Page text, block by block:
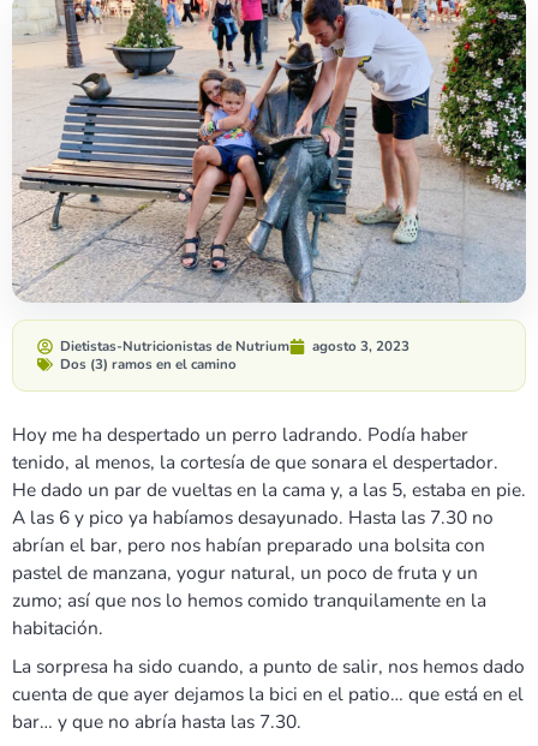
Dietistas-Nutricionistas de Nutrium
agosto 3, 2023
Dos (3) ramos en el camino
Hoy me ha despertado un perro ladrando. Podía haber
tenido, al menos, la cortesía de que sonara el despertador.
He dado un par de vueltas en la cama y, a las 5, estaba en pie.
A las 6 y pico ya habíamos desayunado. Hasta las 7.30 no
abrían el bar, pero nos habían preparado una bolsita con
pastel de manzana, yogur natural, un poco de fruta y un
zumo; así que nos lo hemos comido tranquilamente en la
habitación.
La sorpresa ha sido cuando, a punto de salir, nos hemos dado
cuenta de que ayer dejamos la bici en el patio… que está en el
bar… y que no abría hasta las 7.30.